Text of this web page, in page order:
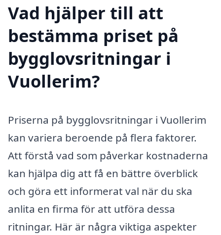
Vad hjälper till att
bestämma priset på
bygglovsritningar i
Vuollerim?
Priserna på bygglovsritningar i Vuollerim
kan variera beroende på flera faktorer.
Att förstå vad som påverkar kostnaderna
kan hjälpa dig att få en bättre överblick
och göra ett informerat val när du ska
anlita en firma för att utföra dessa
ritningar. Här är några viktiga aspekter